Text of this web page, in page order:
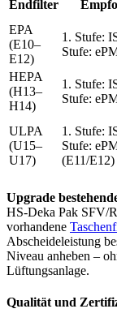
Endfilter
EPA
(E10–
E12)
1. Stufe:
Stufe:
HEPA
(H13–
H14)
1. Stufe:
Stufe:
ULPA
(U15–
U17)
1. Stufe:
Stufe:
(E11/
Upgrade
HS-Deka Pak SFV/
vorhandene
Abscheideleistung
Niveau anheben –
Lüftungsanlage.
Qualität und